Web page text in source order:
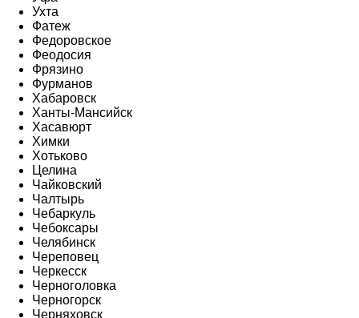
Ухта
Фатеж
Федоровское
Феодосия
Фрязино
Фурманов
Хабаровск
Ханты-Мансийск
Хасавюрт
Химки
Хотьково
Целина
Чайковский
Чалтырь
Чебаркуль
Чебоксары
Челябинск
Череповец
Черкесск
Черноголовка
Черногорск
Черняховск